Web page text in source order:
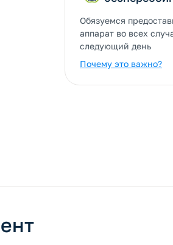
Обязуемся
аппарат во всех
следующий день
Почему это важно?